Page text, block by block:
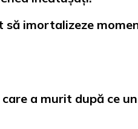
să imortalizeze
a murit după ce un